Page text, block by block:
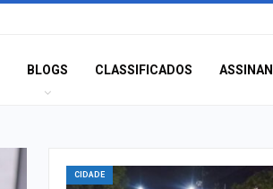
BLOGS CLASSIFICADOS
CIDADE